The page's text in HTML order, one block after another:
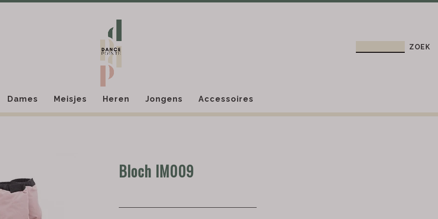
Dames Meisjes Heren Jongens Accessoires
Bloch IM009